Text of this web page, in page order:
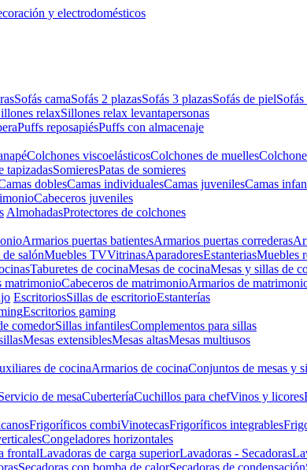
Sofás camaSofás 2 plazasSofás 3 plazasSofás de piel
relaxSillones relax levantapersonas
Puffs reposapiésPuffs con almacenaje
Colchones viscoelásticosColchones de muelles
tapizadasSomieresPatas de somieres
doblesCamas individualesCamas juvenilesCamas
Cabeceros juveniles
AlmohadasProtectores de colchones
Armarios puertas batientesArmarios puertas correderas
de salónMuebles TVVitrinasAparadoresEstanteriasMuebles
Taburetes de cocinaMesas de cocinaMesas y sillas de
matrimonioCabeceros de matrimonioArmarios de
EscritoriosSillas de escritorioEstanterías
Escritorios gaming
comedorSillas infantilesComplementos para sillas
Mesas extensiblesMesas altasMesas multiusos
de cocinaArmarios de cocinaConjuntos de mesas y
de mesaCuberteríaCuchillos para chefVinos y licores
Frigoríficos combiVinotecasFrigoríficos integrables
Congeladores horizontales
frontalLavadoras de carga superiorLavadoras - Secadoras
Secadoras con bomba de calorSecadoras de condensación